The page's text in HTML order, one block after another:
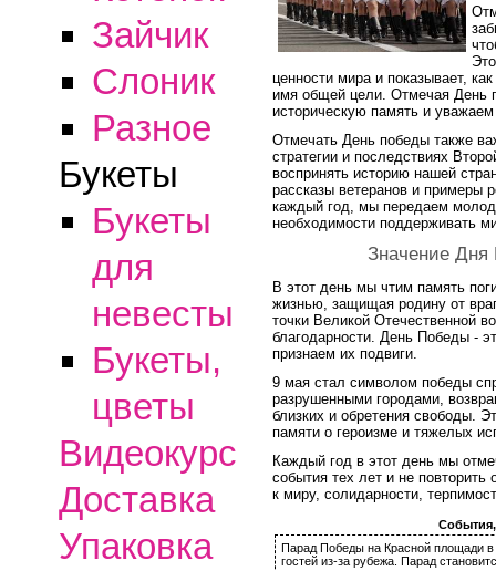
Зайчик
Слоник
Разное
Букеты
Букеты
для
невесты
Букеты,
цветы
Видеокурс
Доставка
Упаковка
ценности мира и показывает,
имя общей цели. Отмечая День
историческую память и
Отмечать День победы также
стратегии и последствиях
воспринять историю нашей
рассказы ветеранов и примеры
каждый год, мы передаем
необходимости поддерживать
Значение
В этот день мы чтим память
жизнью, защищая родину от
точки Великой Отечественной
благодарности. День Победы -
признаем их подвиги.
9 мая стал символом победы
разрушенными городами,
близких и обретения свободы.
памяти о героизме и тяжелых
Каждый год в этот день мы
события тех лет и не
к миру, солидарности,
Парад Победы на Красной площади в
гостей из-за рубежа. Парад